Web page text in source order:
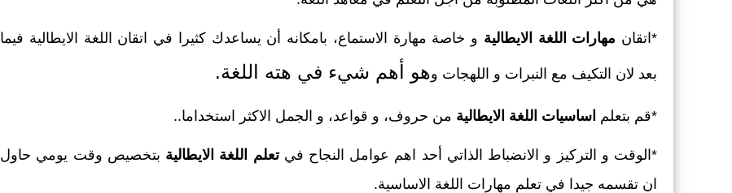
*اتقان مهارات اللغة الايطالية و خاصة مهارة الاستماع، بامكانه أن يساعدك كثيرا في اتقان اللغة الايطالية فيما
بعد لان التكيف مع النبرات و اللهجات وهو أهم شيء في هته اللغة.
*قم بتعلم اساسيات اللغة الايطالية من حروف، و قواعد، و الجمل الاكثر استخداما..
*الوقت و التركيز و الانضباط الذاتي أحد اهم عوامل النجاح فيتعلم اللغة الايطالية بتخصيص وقت يومي حاول
ان تقسمه جيدا في تعلم مهارات اللغة الاساسية.